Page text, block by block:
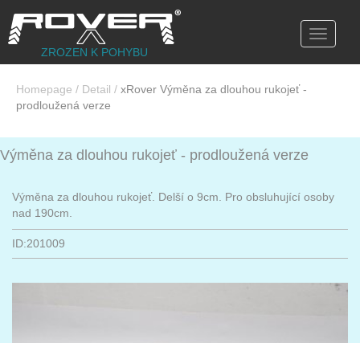
Toggle
ZROZEN K POHYBU
Homepage / Detail / xRover Výměna za dlouhou rukojeť -
prodloužená verze
Výměna za dlouhou rukojeť - prodloužená verze
Výměna za dlouhou rukojeť. Delší o 9cm. Pro obsluhující osoby
nad 190cm.
ID:201009